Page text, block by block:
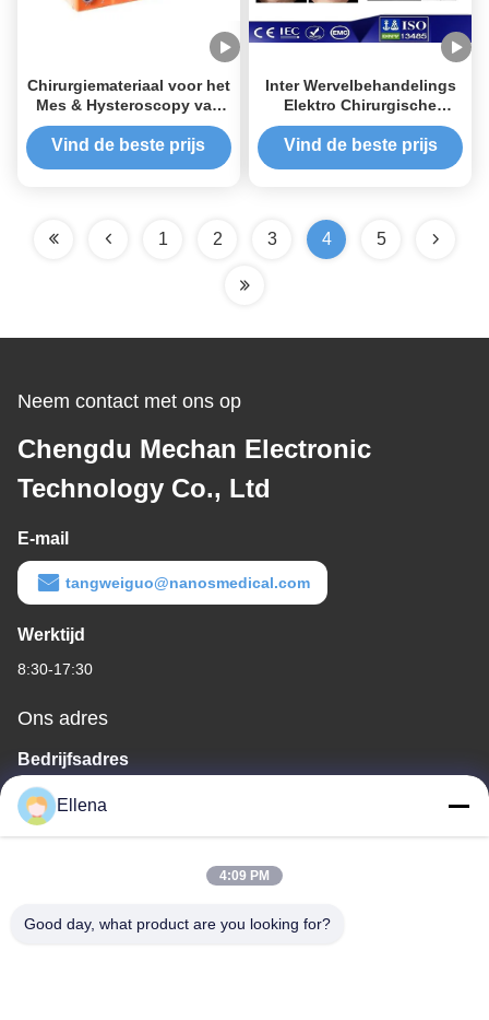
Chirurgiemateriaal voor het
Mes & Hysteroscopy van
de Gynaecologieultrasone
klank
Vind de beste prijs
Inter Wervelbehandelings
Elektro Chirurgische
Eenheid, Laag rf, de
Chirurgiesysteem van het
Lage temperatuurplasma
Vind de beste prijs
1 2 3 4 5
Neem contact met ons op
Chengdu Mechan Electronic
Technology Co., Ltd
E-mail
tangweiguo@nanosmedical.com
Werktijd
8:30-17:30
Ons adres
Bedrijfsadres
Nr 11, District 9, de Industriële Haven van Huayin, Nr 618, Road
van het Westenkelin, Chengdu-de Wetenschap van Detroit &
Industrieel de Ontwikkelingspark van Technologie, Wenjiang-
Nr 11, District 9, de Industriële Haven van Huayin, Nr 618, Road
Ellena
4:09 PM
Good day, what product are you looking for?